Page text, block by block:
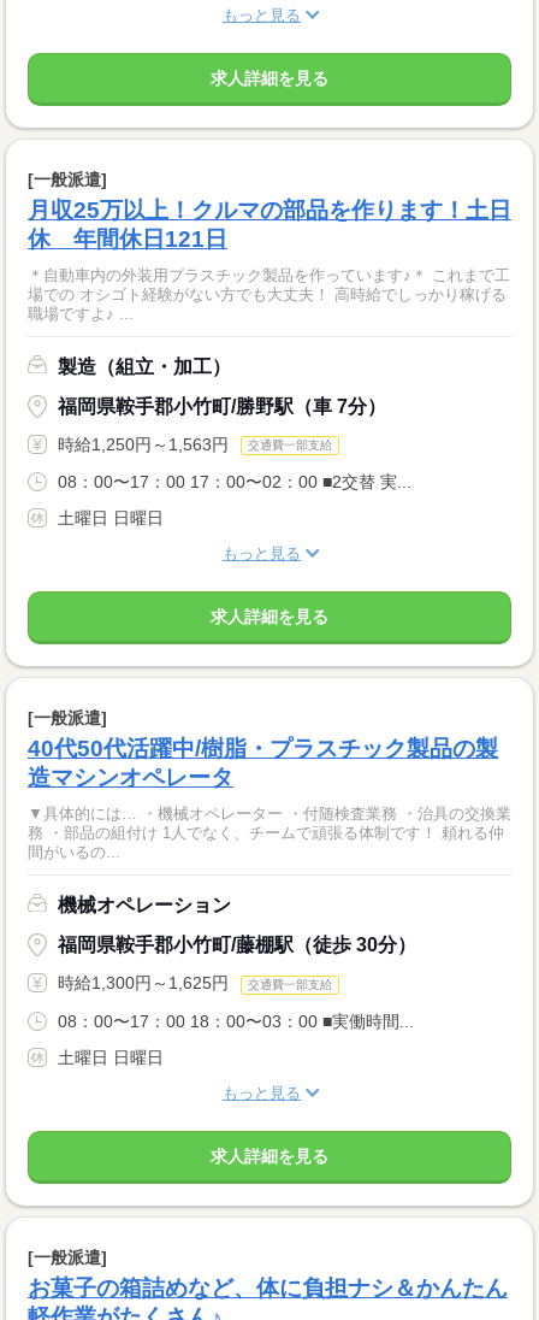
もっと見る
求人詳細を見る
[一般派遣]
月収25万以上！クルマの部品を作ります！土日
休 年間休日121日
＊自動車内の外装用プラスチック製品を作っています♪＊ これまで工
場での オシゴト経験がない方でも大丈夫！ 高時給でしっかり稼げる
職場ですよ♪ ...
製造（組立・加工）
福岡県鞍手郡小竹町/勝野駅（車 7分）
時給1,250円～1,563円 交通費一部支給
08：00〜17：00 17：00〜02：00 ■2交替 実...
土曜日 日曜日
もっと見る
求人詳細を見る
[一般派遣]
40代50代活躍中/樹脂・プラスチック製品の製
造マシンオペレータ
▼具体的には… ・機械オペレーター ・付随検査業務 ・治具の交換業
務 ・部品の組付け 1人でなく、チームで頑張る体制です！ 頼れる仲
間がいるの...
機械オペレーション
福岡県鞍手郡小竹町/藤棚駅（徒歩 30分）
時給1,300円～1,625円 交通費一部支給
08：00〜17：00 18：00〜03：00 ■実働時間...
土曜日 日曜日
もっと見る
求人詳細を見る
[一般派遣]
お菓子の箱詰めなど、体に負担ナシ＆かんたん